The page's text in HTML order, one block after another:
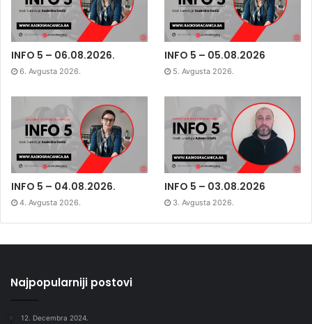
INFO 5 – 06.08.2026.
6. Avgusta 2026.
INFO 5 – 05.08.2026
5. Avgusta 2026.
INFO 5 – 04.08.2026.
4. Avgusta 2026.
INFO 5 – 03.08.2026
3. Avgusta 2026.
Najpopularniji postovi
12. Decembra 2024.